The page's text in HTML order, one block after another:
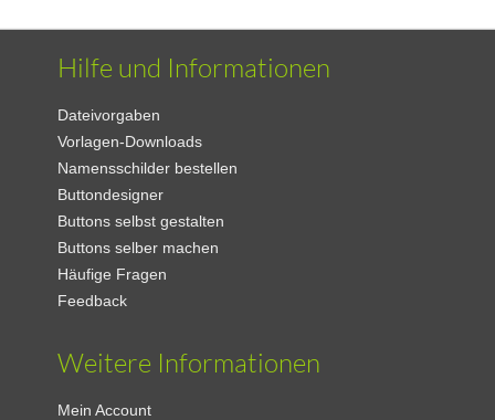
Hilfe und Informationen
Dateivorgaben
Vorlagen-Downloads
Namensschilder bestellen
Buttondesigner
Buttons selbst gestalten
Buttons selber machen
Häufige Fragen
Feedback
Weitere Informationen
Mein Account